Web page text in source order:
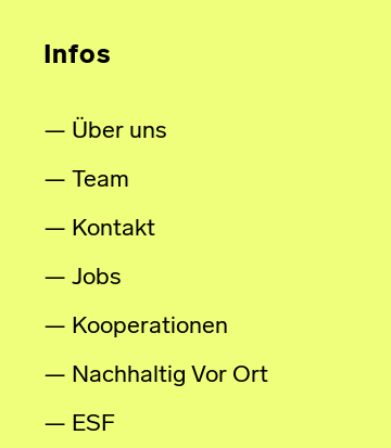
Infos
Über uns
Team
Kontakt
Jobs
Kooperationen
Nachhaltig Vor Ort
ESF